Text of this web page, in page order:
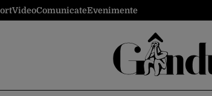
VideoComunicateEvenimente